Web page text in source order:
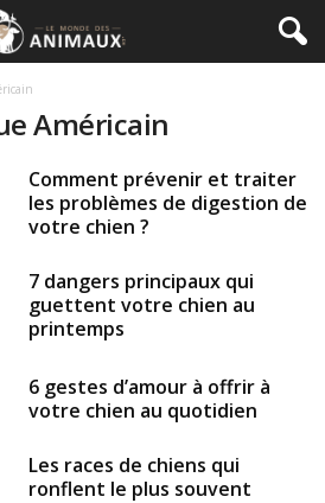
Américain
Comment prévenir et traiter
les problèmes de digestion de
votre chien ?
7 dangers principaux qui
guettent votre chien au
printemps
6 gestes d’amour à offrir à
votre chien au quotidien
Les races de chiens qui
ronflent le plus souvent